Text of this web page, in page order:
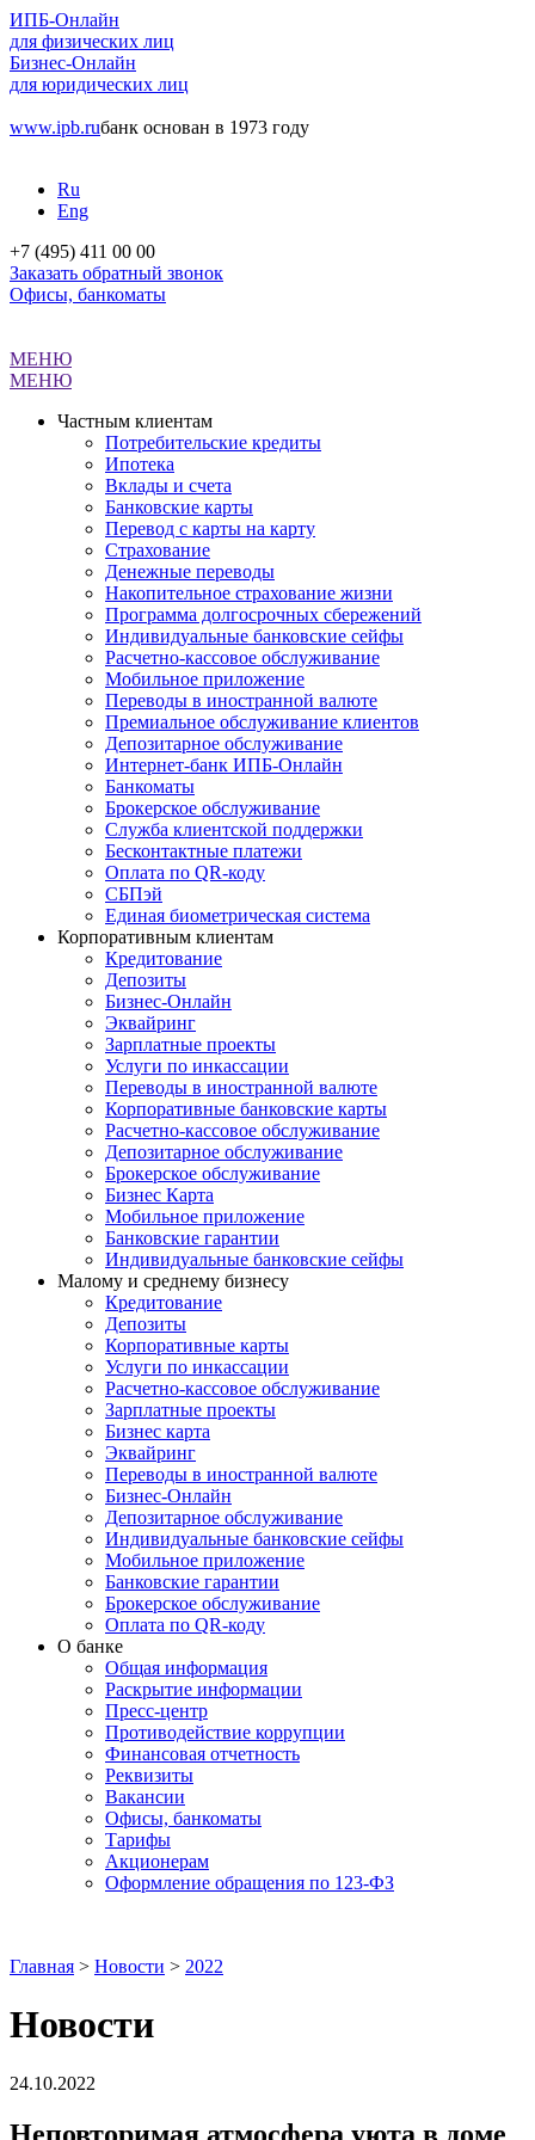
ИПБ-Онлайн
для физических лиц
Бизнес-Онлайн
для юридических лиц
www.ipb.ruбанк основан в 1973 году
Ru
Eng
+7 (495) 411 00 00
Заказать обратный звонок
Офисы, банкоматы
МЕНЮ
МЕНЮ
Частным клиентам
Потребительские кредиты
Ипотека
Вклады и счета
Банковские карты
Перевод с карты на карту
Страхование
Денежные переводы
Накопительное страхование жизни
Программа долгосрочных сбережений
Индивидуальные банковские сейфы
Расчетно-кассовое обслуживание
Мобильное приложение
Переводы в иностранной валюте
Премиальное обслуживание клиентов
Депозитарное обслуживание
Интернет-банк ИПБ-Онлайн
Банкоматы
Брокерское обслуживание
Служба клиентской поддержки
Бесконтактные платежи
Оплата по QR-коду
СБПэй
Единая биометрическая система
Корпоративным клиентам
Кредитование
Депозиты
Бизнес-Онлайн
Эквайринг
Зарплатные проекты
Услуги по инкассации
Переводы в иностранной валюте
Корпоративные банковские карты
Расчетно-кассовое обслуживание
Депозитарное обслуживание
Брокерское обслуживание
Бизнес Карта
Мобильное приложение
Банковские гарантии
Индивидуальные банковские сейфы
Малому и среднему бизнесу
Кредитование
Депозиты
Корпоративные карты
Услуги по инкассации
Расчетно-кассовое обслуживание
Зарплатные проекты
Бизнес карта
Эквайринг
Переводы в иностранной валюте
Бизнес-Онлайн
Депозитарное обслуживание
Индивидуальные банковские сейфы
Мобильное приложение
Банковские гарантии
Брокерское обслуживание
Оплата по QR-коду
О банке
Общая информация
Раскрытие информации
Пресс-центр
Противодействие коррупции
Финансовая отчетность
Реквизиты
Вакансии
Офисы, банкоматы
Тарифы
Акционерам
Оформление обращения по 123-ФЗ
Главная > Новости > 2022
Новости
24.10.2022
Неповторимая атмосфера уюта в доме